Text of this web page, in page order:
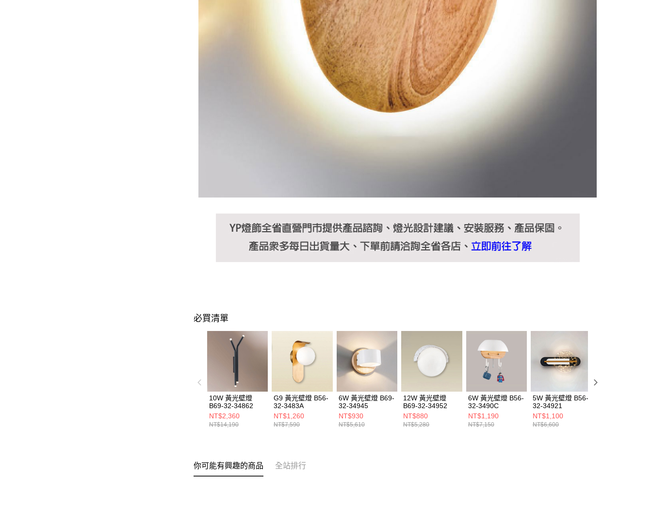
必買清單
10W 黃光壁燈
B69-32-34862
NT$2,360
NT$14,190
G9 黃光壁燈 B56-
32-3483A
NT$1,260
NT$7,590
6W 黃光壁燈 B69-
32-34945
NT$930
NT$5,610
12W 黃光壁燈
B69-32-34952
NT$880
NT$5,280
6W 黃光壁燈 B56-
32-3490C
NT$1,190
NT$7,150
5W 黃光壁燈 B56-
32-34921
NT$1,100
NT$6,600
你可能有興趣的商品 全站排行